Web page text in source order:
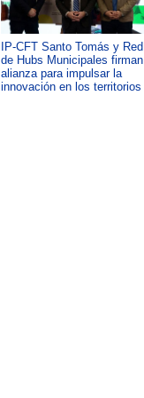
IP-CFT Santo Tomás y Red
de Hubs Municipales firman
alianza para impulsar la
innovación en los territorios